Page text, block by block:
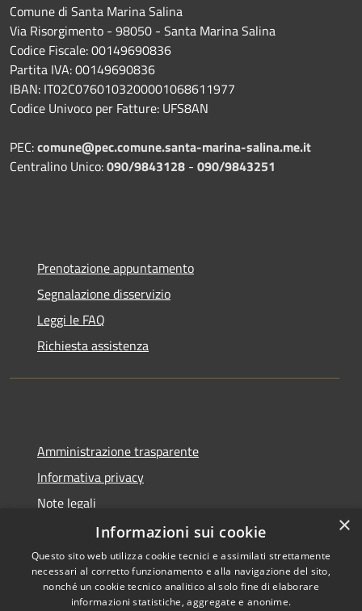
Comune di Santa Marina Salina
Via Risorgimento - 98050 - Santa Marina Salina
Codice Fiscale: 00149690836
Partita IVA: 00149690836
IBAN: IT02C0760103200001068611977
Codice Univoco per Fatture: UFS8AN
PEC:comune@pec.comune.santa-marina-salina.me.it
Centralino Unico:090/9843128 - 090/9843251
Prenotazione appuntamento
Segnalazione disservizio
Leggi le FAQ
Richiesta assistenza
Amministrazione trasparente
Informativa privacy
Note legali
Dichiarazione di accessibilità
×
Informazioni sui cookie
Questo sito web utilizza cookie tecnici e assimilati strettamente
necessari al corretto funzionamento e alla navigazione del sito,
nonché un cookie tecnico analitico al solo fine di elaborare
informazioni statistiche, aggregate e anonime.